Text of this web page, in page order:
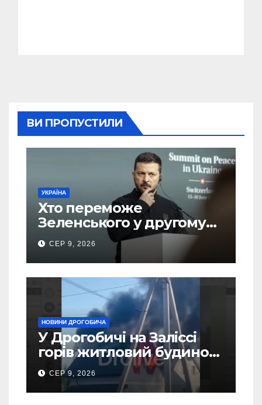
ВИ ПРОПУСТИЛИ
УКРАЇНА
Хто переможе
Зеленського у другому
турі виборів президента
України – новий рейтинг
SOCIS
СЕР 9, 2026
НОВИНИ ДРОГОБИЧА
У Дрогобичі на Заліссі
горів житловий будинок
(Відео)
СЕР 9, 2026